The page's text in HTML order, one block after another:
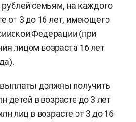
семьям, на каждого
от 3 до 16 лет, имеющего
Федерации (при
лицом возраста 16 лет
выплаты должны получить
детей в возрасте до 3 лет
лиц в возрасте от 3 до 16